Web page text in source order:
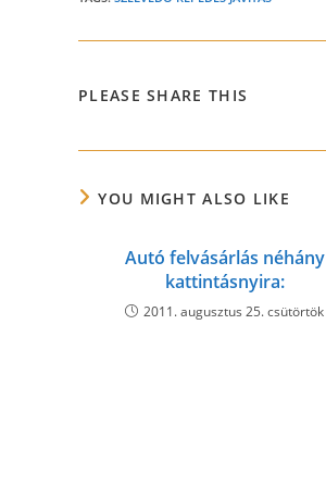
PLEASE SHARE THIS
YOU MIGHT ALSO LIKE
Autó felvásárlás néhány
kattintásnyira:
2011. augusztus 25. csütörtök